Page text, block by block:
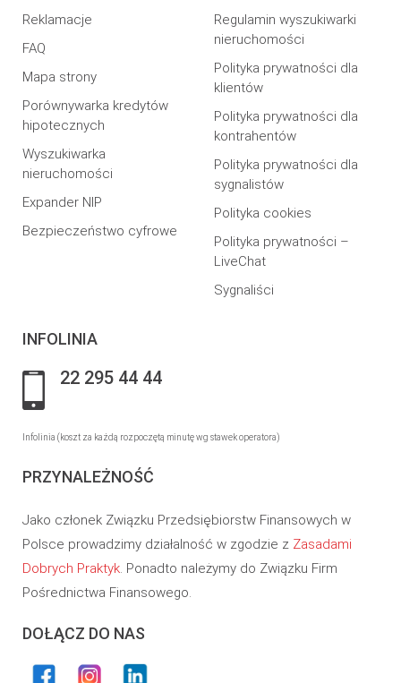
Reklamacje
FAQ
Mapa strony
Porównywarka kredytów
hipotecznych
Wyszukiwarka
nieruchomości
Expander NIP
Bezpieczeństwo cyfrowe
Regulamin wyszukiwarki
nieruchomości
Polityka prywatności dla
klientów
Polityka prywatności dla
kontrahentów
Polityka prywatności dla
sygnalistów
Polityka cookies
Polityka prywatności –
LiveChat
Sygnaliści
INFOLINIA
22 295 44 44
Infolinia (koszt za każdą rozpoczętą minutę wg stawek operatora)
PRZYNALEŻNOŚĆ
Jako członek Związku Przedsiębiorstw Finansowych w
Polsce prowadzimy działalność w zgodzie z Zasadami
Dobrych Praktyk. Ponadto należymy do Związku Firm
Pośrednictwa Finansowego.
DOŁĄCZ DO NAS